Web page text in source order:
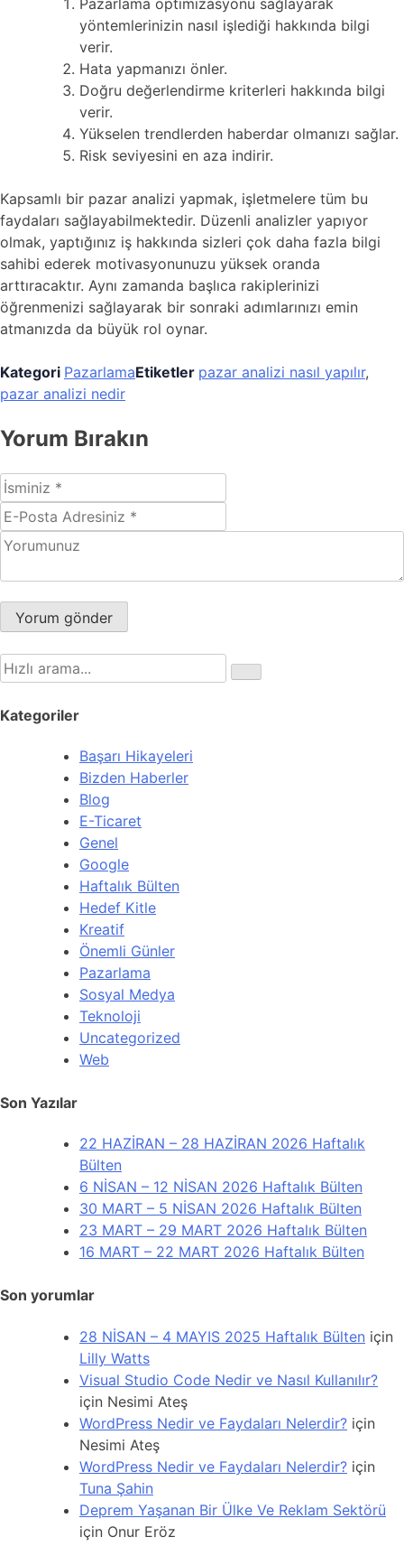
Pazarlama optimizasyonu sağlayarak
yöntemlerinizin nasıl işlediği hakkında bilgi
verir.
Hata yapmanızı önler.
Doğru değerlendirme kriterleri hakkında bilgi
verir.
Yükselen trendlerden haberdar olmanızı sağlar.
Risk seviyesini en aza indirir.
Kapsamlı bir pazar analizi yapmak, işletmelere tüm bu
faydaları sağlayabilmektedir. Düzenli analizler yapıyor
olmak, yaptığınız iş hakkında sizleri çok daha fazla bilgi
sahibi ederek motivasyonunuzu yüksek oranda
arttıracaktır. Aynı zamanda başlıca rakiplerinizi
öğrenmenizi sağlayarak bir sonraki adımlarınızı emin
atmanızda da büyük rol oynar.
Kategori PazarlamaEtiketler pazar analizi nasıl yapılır,
pazar analizi nedir
Yorum Bırakın
Kategoriler
Başarı Hikayeleri
Bizden Haberler
Blog
E-Ticaret
Genel
Google
Haftalık Bülten
Hedef Kitle
Kreatif
Önemli Günler
Pazarlama
Sosyal Medya
Teknoloji
Uncategorized
Web
Son Yazılar
22 HAZİRAN – 28 HAZİRAN 2026 Haftalık
Bülten
6 NİSAN – 12 NİSAN 2026 Haftalık Bülten
30 MART – 5 NİSAN 2026 Haftalık Bülten
23 MART – 29 MART 2026 Haftalık Bülten
16 MART – 22 MART 2026 Haftalık Bülten
Son yorumlar
28 NİSAN – 4 MAYIS 2025 Haftalık Bülten için
Lilly Watts
Visual Studio Code Nedir ve Nasıl Kullanılır?
için Nesimi Ateş
WordPress Nedir ve Faydaları Nelerdir? için
Nesimi Ateş
WordPress Nedir ve Faydaları Nelerdir? için
Tuna Şahin
Deprem Yaşanan Bir Ülke Ve Reklam Sektörü
için Onur Eröz